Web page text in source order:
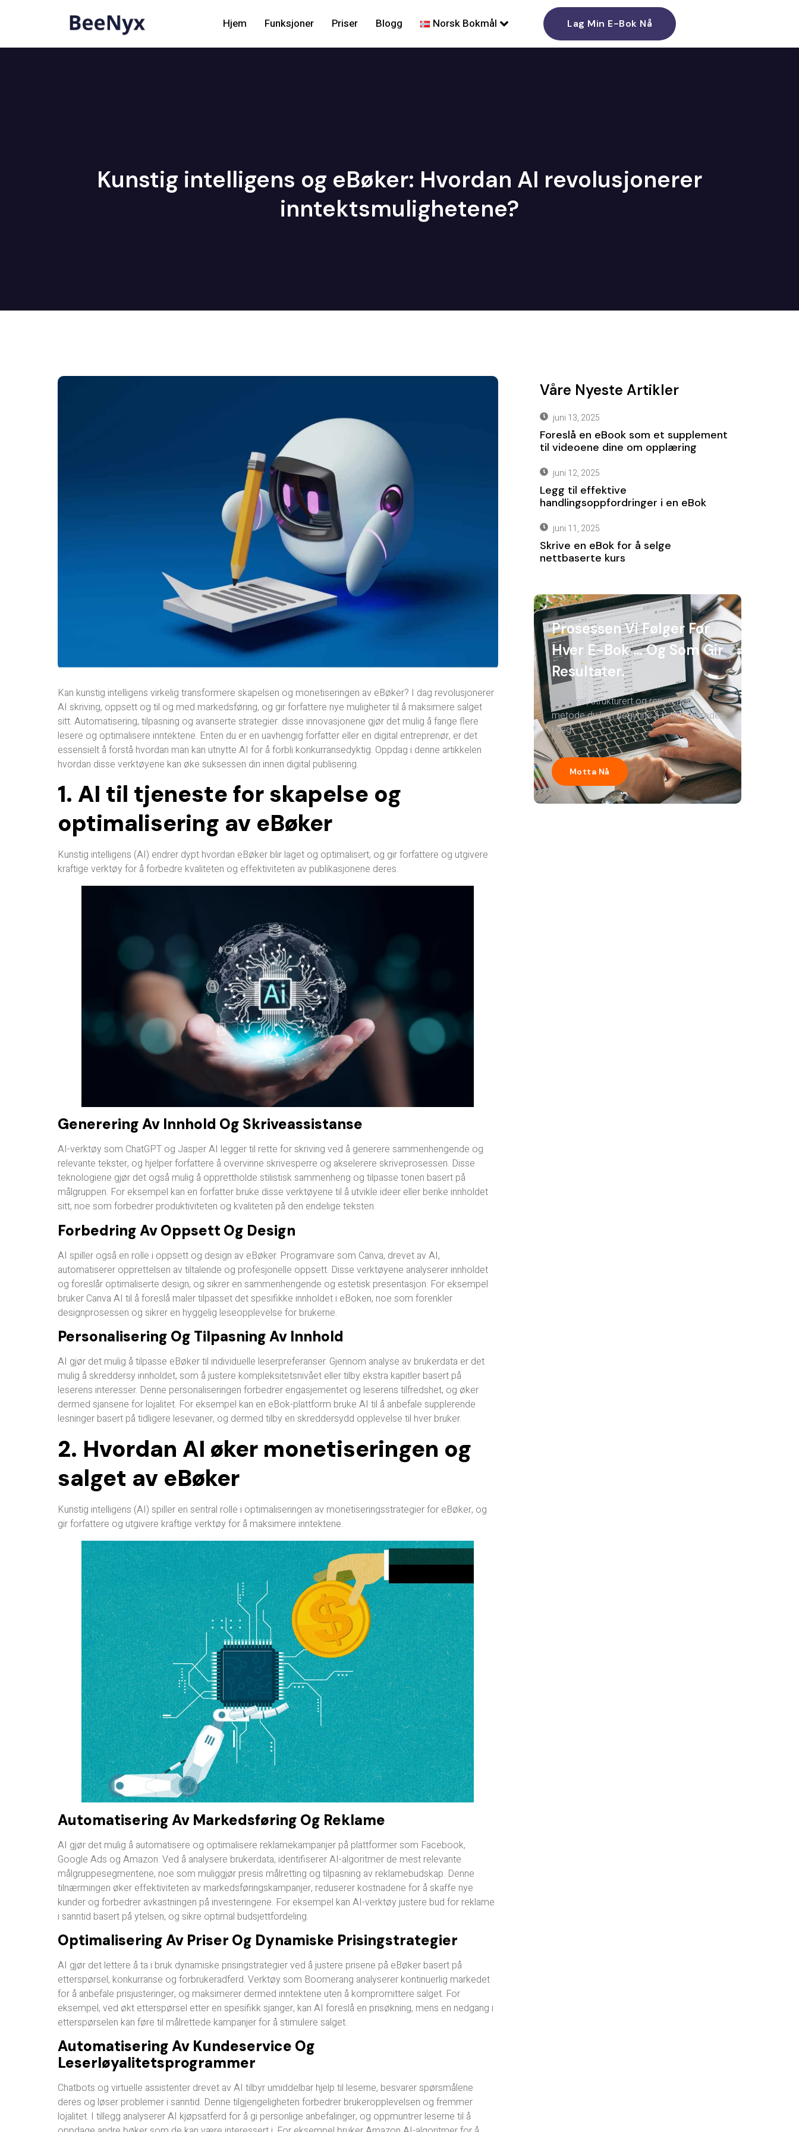
Hjem Funksjoner Priser Blogg Norsk Bokmål Lag Min E-Bok Nå
Kunstig intelligens og eBøker: Hvordan AI revolusjonerer
inntektsmulighetene?
Kan kunstig intelligens virkelig transformere skapelsen og monetiseringen av eBøker? I dag revolusjonerer
AI skriving, oppsett og til og med markedsføring, og gir forfattere nye muligheter til å maksimere salget
sitt. Automatisering, tilpasning og avanserte strategier: disse innovasjonene gjør det mulig å fange flere
lesere og optimalisere inntektene. Enten du er en uavhengig forfatter eller en digital entreprenør, er det
essensielt å forstå hvordan man kan utnytte AI for å forbli konkurransedyktig. Oppdag i denne artikkelen
hvordan disse verktøyene kan øke suksessen din innen digital publisering.
1. AI til tjeneste for skapelse og
optimalisering av eBøker
Kunstig intelligens (AI) endrer dypt hvordan eBøker blir laget og optimalisert, og gir forfattere og utgivere
kraftige verktøy for å forbedre kvaliteten og effektiviteten av publikasjonene deres.
Generering Av Innhold Og Skriveassistanse
AI-verktøy som ChatGPT og Jasper AI legger til rette for skriving ved å generere sammenhengende og
relevante tekster, og hjelper forfattere å overvinne skrivesperre og akselerere skriveprosessen. Disse
teknologiene gjør det også mulig å opprettholde stilistisk sammenheng og tilpasse tonen basert på
målgruppen. For eksempel kan en forfatter bruke disse verktøyene til å utvikle ideer eller berike innholdet
sitt, noe som forbedrer produktiviteten og kvaliteten på den endelige teksten.
Forbedring Av Oppsett Og Design
AI spiller også en rolle i oppsett og design av eBøker. Programvare som Canva, drevet av AI,
automatiserer opprettelsen av tiltalende og profesjonelle oppsett. Disse verktøyene analyserer innholdet
og foreslår optimaliserte design, og sikrer en sammenhengende og estetisk presentasjon. For eksempel
bruker Canva AI til å foreslå maler tilpasset det spesifikke innholdet i eBoken, noe som forenkler
designprosessen og sikrer en hyggelig leseopplevelse for brukerne.
Personalisering Og Tilpasning Av Innhold
AI gjør det mulig å tilpasse eBøker til individuelle leserpreferanser. Gjennom analyse av brukerdata er det
mulig å skreddersy innholdet, som å justere kompleksitetsnivået eller tilby ekstra kapitler basert på
leserens interesser. Denne personaliseringen forbedrer engasjementet og leserens tilfredshet, og øker
dermed sjansene for lojalitet. For eksempel kan en eBok-plattform bruke AI til å anbefale supplerende
lesninger basert på tidligere lesevaner, og dermed tilby en skreddersydd opplevelse til hver bruker.
2. Hvordan AI øker monetiseringen og
salget av eBøker
Kunstig intelligens (AI) spiller en sentral rolle i optimaliseringen av monetiseringsstrategier for eBøker, og
gir forfattere og utgivere kraftige verktøy for å maksimere inntektene.
Automatisering Av Markedsføring Og Reklame
AI gjør det mulig å automatisere og optimalisere reklamekampanjer på plattformer som Facebook,
Google Ads og Amazon. Ved å analysere brukerdata, identifiserer AI-algoritmer de mest relevante
målgruppesegmentene, noe som muliggjør presis målretting og tilpasning av reklamebudskap. Denne
tilnærmingen øker effektiviteten av markedsføringskampanjer, reduserer kostnadene for å skaffe nye
kunder og forbedrer avkastningen på investeringene. For eksempel kan AI-verktøy justere bud for reklame
i sanntid basert på ytelsen, og sikre optimal budsjettfordeling.
Optimalisering Av Priser Og Dynamiske Prisingstrategier
AI gjør det lettere å ta i bruk dynamiske prisingstrategier ved å justere prisene på eBøker basert på
etterspørsel, konkurranse og forbrukeradferd. Verktøy som Boomerang analyserer kontinuerlig markedet
for å anbefale prisjusteringer, og maksimerer dermed inntektene uten å kompromittere salget. For
eksempel, ved økt etterspørsel etter en spesifikk sjanger, kan AI foreslå en prisøkning, mens en nedgang i
etterspørselen kan føre til målrettede kampanjer for å stimulere salget.
Automatisering Av Kundeservice Og
Leserløyalitetsprogrammer
Chatbots og virtuelle assistenter drevet av AI tilbyr umiddelbar hjelp til leserne, besvarer spørsmålene
deres og løser problemer i sanntid. Denne tilgjengeligheten forbedrer brukeropplevelsen og fremmer
lojalitet. I tillegg analyserer AI kjøpsatferd for å gi personlige anbefalinger, og oppmuntrer leserne til å
Våre Nyeste Artikler
juni 13, 2025
Foreslå en eBook som et supplement
til videoene dine om opplæring
juni 12, 2025
Legg til effektive
handlingsoppfordringer i en eBok
juni 11, 2025
Skrive en eBok for å selge
nettbaserte kurs
Prosessen Vi Følger For
Hver E-Bok … Og Som Gir
Resultater.
En enkel, strukturert og repeterbar
metode du kan begynne å bruke allerede
i dag.
Motta Nå